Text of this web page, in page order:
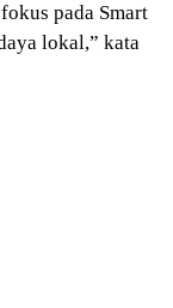
pada Smart
lokal,” kata